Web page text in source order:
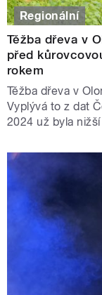
Regionální
Těžba dřeva v
před
rokem
Těžba dřeva v
Vyplývá to z dat
2024 už byla